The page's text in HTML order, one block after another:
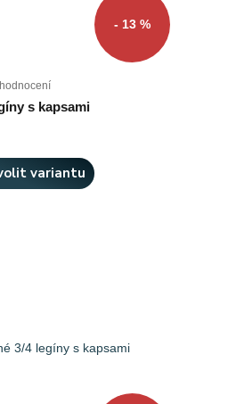
- 13 %
s kapsami
variantu